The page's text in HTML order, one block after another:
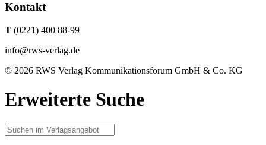
Kontakt
T (0221) 400 88-99
info@rws-verlag.de
© 2026 RWS Verlag Kommunikationsforum GmbH & Co. KG
Erweiterte Suche